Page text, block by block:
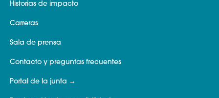
Historias de impacto
Carreras
Sala de prensa
Contacto y preguntas frecuentes
Portal de la junta